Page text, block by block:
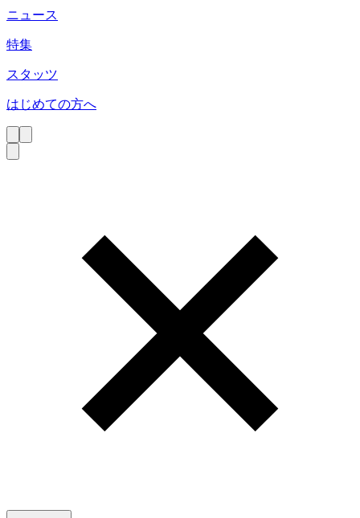
ニュース
特集
スタッツ
はじめての方へ